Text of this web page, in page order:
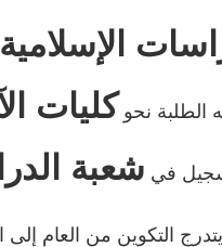
الإسلامية
الطلبة نحو كليات
في شعبة
التكوين من العام